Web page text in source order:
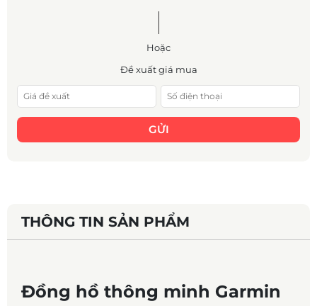
Hoặc
Đề xuất giá mua
GỬI
THÔNG TIN SẢN PHẨM
Đồng hồ thông minh Garmin